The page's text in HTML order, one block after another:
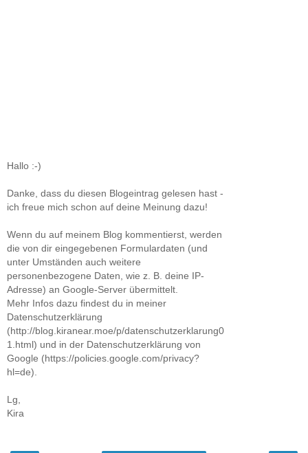
Hallo :-)
Danke, dass du diesen Blogeintrag gelesen hast -
ich freue mich schon auf deine Meinung dazu!
Wenn du auf meinem Blog kommentierst, werden
die von dir eingegebenen Formulardaten (und
unter Umständen auch weitere
personenbezogene Daten, wie z. B. deine IP-
Adresse) an Google-Server übermittelt.
Mehr Infos dazu findest du in meiner
Datenschutzerklärung
(http://blog.kiranear.moe/p/datenschutzerklarung0
1.html) und in der Datenschutzerklärung von
Google (https://policies.google.com/privacy?
hl=de).
Lg,
Kira